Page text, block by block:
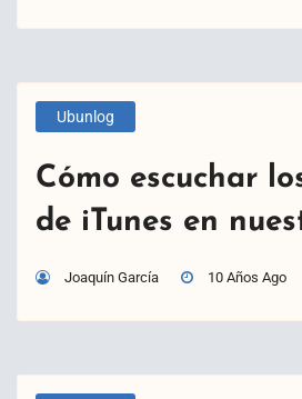
Ubunlog
Cómo escuchar
de iTunes en
Joaquín García 10 Años Ago